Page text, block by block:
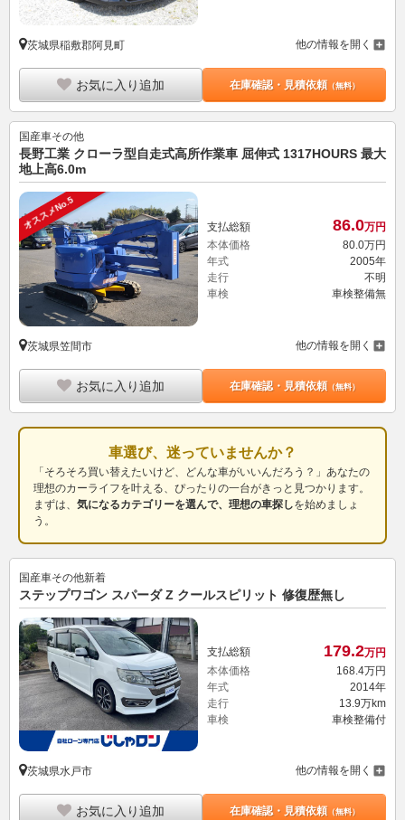
茨城県稲敷郡阿見町 他の情報を開く
お気に入り追加 在庫確認・見積依頼（無料）
国産車その他
長野工業 クローラ型自走式高所作業車 屈伸式 1317HOURS 最大
地上高6.0m
オススメNo.5 支払総額 86.0万円
本体価格
80.0万円
年式
2005年
走行
不明
車検
車検整備無
茨城県笠間市 他の情報を開く
お気に入り追加 在庫確認・見積依頼（無料）
車選び、迷っていませんか？
「そろそろ買い替えたいけど、どんな車がいいんだろう？」あなたの
理想のカーライフを叶える、ぴったりの一台がきっと見つかります。
まずは、 気になるカテゴリーを選んで、理想の車探しを始めましょ
う。
国産車その他新着
ステップワゴン スパーダ Z クールスピリット 修復歴無し
支払総額 179.2万円
本体価格
168. 4万円
年式
2014年
走行
13.9万km
車検
車検整備付
茨城県水戸市 他の情報を開く
お気に入り追加 在庫確認・見積依頼（無料）